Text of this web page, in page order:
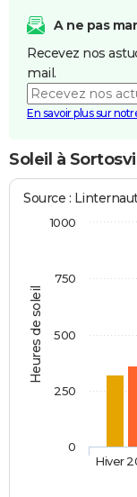
A ne pas
Recevez nos
mail.
En savoir plus sur
Soleil à
Heures de soleil
Source :
Hiver
0
250
500
750
1000